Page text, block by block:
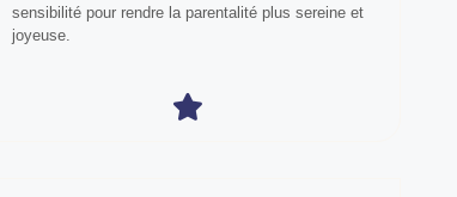
sensibilité pour rendre la parentalité plus sereine et
joyeuse.